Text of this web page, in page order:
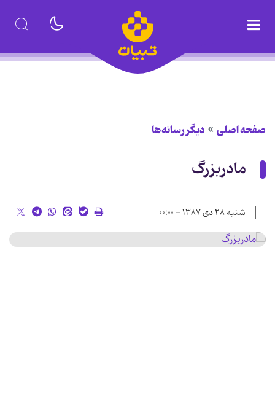
صفحه اصلی دیگر رسانه‌ها
مادربزرگ
شنبه ۲۸ دی ۱۳۸۷ - ۰۰:۰۰